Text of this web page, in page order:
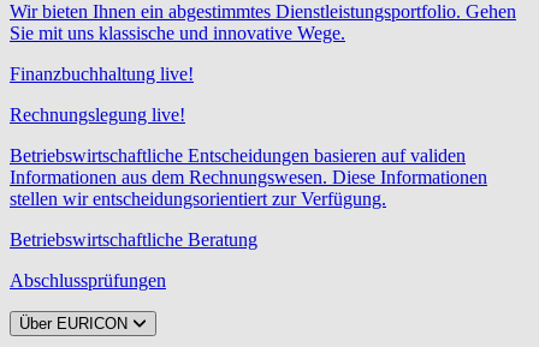
Wir bieten Ihnen ein abgestimmtes Dienstleistungsportfolio. Gehen
Sie mit uns klassische und innovative Wege.
Finanzbuchhaltung live!
Rechnungslegung live!
Betriebswirtschaftliche Entscheidungen basieren auf validen
Informationen aus dem Rechnungswesen. Diese Informationen
stellen wir entscheidungsorientiert zur Verfügung.
Betriebswirtschaftliche Beratung
Abschlussprüfungen
Über EURICON